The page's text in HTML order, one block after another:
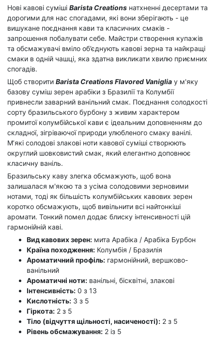
Нові кавові суміші Barista Creations натхненні десертами та
дорогими для нас спогадами, які вони зберігають - це
вишукане поєднання кави та класичних смаків -
запрошення побалувати себе. Майстри створення купажів
та обсмажувачі вміло об’єднують кавові зерна та найкращі
смаки в одній чашці, яка здатна викликати хвилю приємних
спогадів.
Щоб створити Barista Creations Flavored Vaniglia у м'яку
базову суміш зерен арабіки з Бразилії та Колумбії
привнесли заварний ванільний смак. Поєднання солодкості
сорту бразильського бурбону з живим характером
промитої колумбійської кави є ідеальним доповненням до
складної, зігріваючої природи улюбленого смаку ванілі.
М’які солодові злакові ноти кавової суміші створюють
округлий шовковистий смак, який елегантно доповнює
класичну ваніль.
Бразильську каву злегка обсмажують, щоб вона
залишалася м'якою та з усіма солодовими зерновими
нотами, тоді як більшість колумбійських кавових зерен
коротко обсмажують, щоб вивільнити всі найтонкіші
аромати. Тонкий помел додає блиску інтенсивності цій
гармонійній каві.
Вид кавових зерен: мита Арабіка / Арабіка Бурбон
Країна походження: Колумбія / Бразилія
Ароматичний профіль: гармонійний, вершково-
ванільний
Ароматичні ноти: ванільні, бісквітні, злакові
Інтенсивність: 0 з 13
Кислотність: 3 з 5
Гіркота: 2 з 5
Тіло (відчуття щільності, насиченості): 2 з 5
Рівень обсмажування: 2 із 5